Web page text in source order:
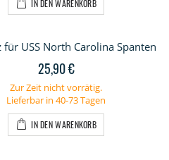
IN DEN WARENKORB
für USS North Carolina Spanten
25,90 €
Zur Zeit nicht vorrätig.
Lieferbar in 40-73 Tagen
IN DEN WARENKORB